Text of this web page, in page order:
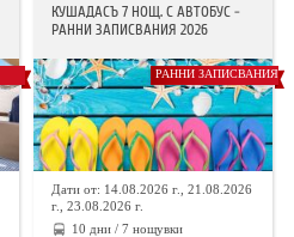
КУШАДАСЪ 7 НОЩ. С АВТОБУС -
РАННИ ЗАПИСВАНИЯ 2026
РАННИ ЗАПИСВАНИЯ
Дати от: 14.08.2026 г., 21.08.2026
г., 23.08.2026 г.
10 дни / 7 нощувки